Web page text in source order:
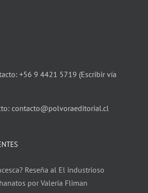
+56 9 4421 5719 (Escribir vía
contacto@polvoraeditorial.cl
Reseña al El industrioso
por Valeria Fliman